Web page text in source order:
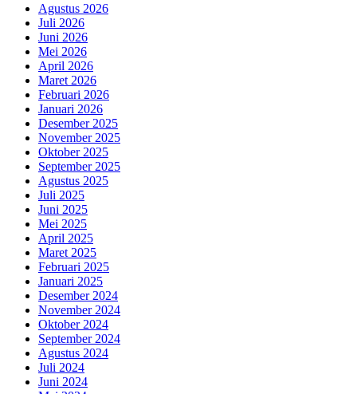
Agustus 2026
Juli 2026
Juni 2026
Mei 2026
April 2026
Maret 2026
Februari 2026
Januari 2026
Desember 2025
November 2025
Oktober 2025
September 2025
Agustus 2025
Juli 2025
Juni 2025
Mei 2025
April 2025
Maret 2025
Februari 2025
Januari 2025
Desember 2024
November 2024
Oktober 2024
September 2024
Agustus 2024
Juli 2024
Juni 2024